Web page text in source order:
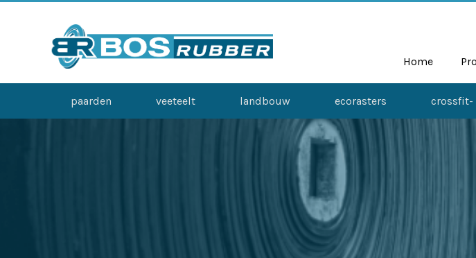
Home
paarden veeteelt landbouw ecorasters crossfit-